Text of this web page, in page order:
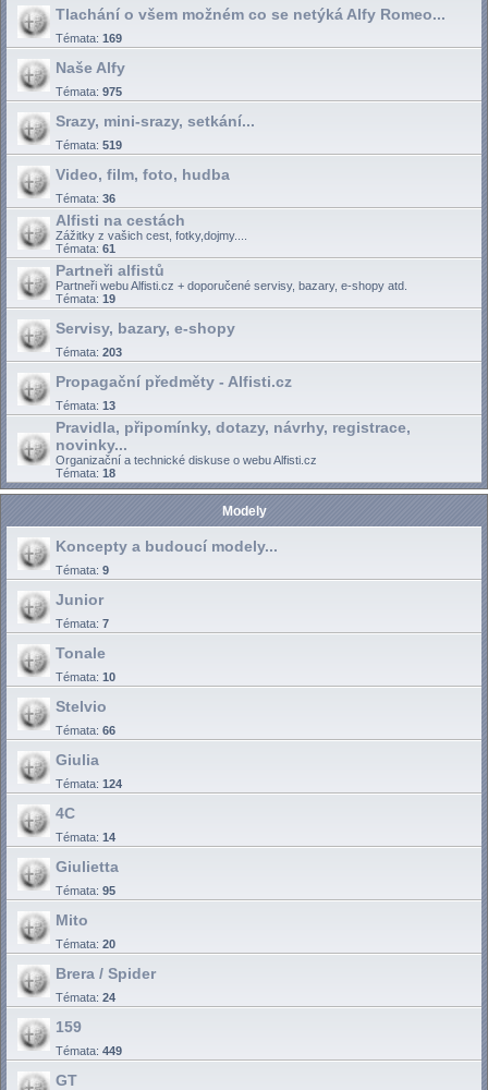
Tlachání o všem možném co se netýká Alfy Romeo...
Témata: 169
Naše Alfy
Témata: 975
Srazy, mini-srazy, setkání...
Témata: 519
Video, film, foto, hudba
Témata: 36
Alfisti na cestách
Zážitky z vašich cest, fotky,dojmy....
Témata: 61
Partneři alfistů
Partneři webu Alfisti.cz + doporučené servisy, bazary, e-shopy atd.
Témata: 19
Servisy, bazary, e-shopy
Témata: 203
Propagační předměty - Alfisti.cz
Témata: 13
Pravidla, připomínky, dotazy, návrhy, registrace,
novinky...
Organizační a technické diskuse o webu Alfisti.cz
Témata: 18
Modely
Koncepty a budoucí modely...
Témata: 9
Junior
Témata: 7
Tonale
Témata: 10
Stelvio
Témata: 66
Giulia
Témata: 124
4C
Témata: 14
Giulietta
Témata: 95
Mito
Témata: 20
Brera / Spider
Témata: 24
159
Témata: 449
GT